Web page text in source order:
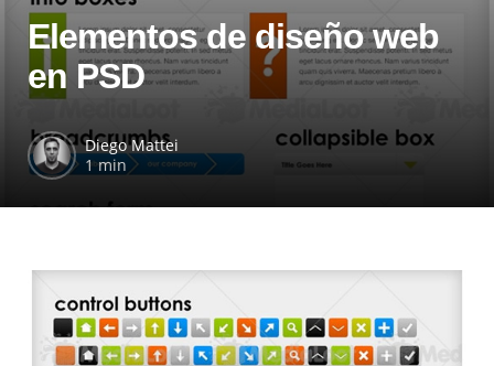
Elementos de diseño web
en PSD
Diego Mattei
1 min